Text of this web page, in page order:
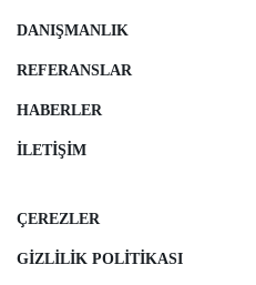
DANIŞMANLIK
REFERANSLAR
HABERLER
İLETIŞIM
ÇEREZLER
GIZLILIK POLITIKASI